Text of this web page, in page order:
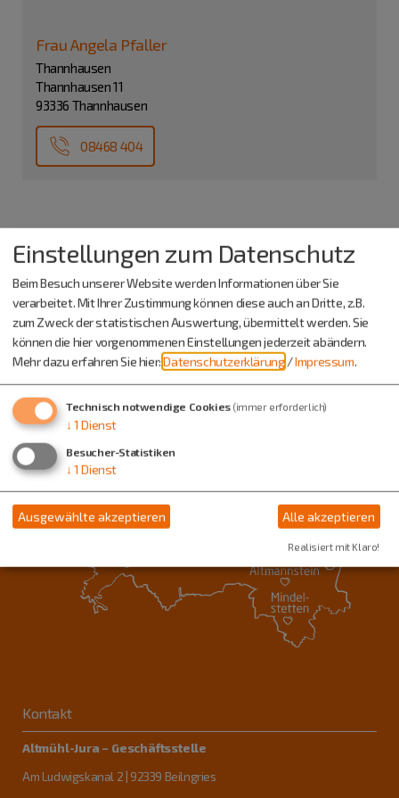
Frau Angela Pfaller
Thannhausen
Thannhausen 11
93336 Thannhausen
08468 404
Kontakt
Altmühl-Jura – Geschäftsstelle
Am Ludwigskanal 2 | 92339 Beilngries
Einstellungen zum Datenschutz
Beim Besuch unserer Website werden Informationen über Sie
verarbeitet. Mit Ihrer Zustimmung können diese auch an Dritte, z.B.
zum Zweck der statistischen Auswertung, übermittelt werden. Sie
können die hier vorgenommenen Einstellungen jederzeit abändern.
Mehr dazu erfahren Sie hier:Datenschutzerklärung /Impressum.
Technisch notwendige Cookies (immer erforderlich)
↓ 1 Dienst
Besucher-Statistiken
↓ 1 Dienst
Ausgewählte akzeptieren Alle akzeptieren
Realisiert mit Klaro!